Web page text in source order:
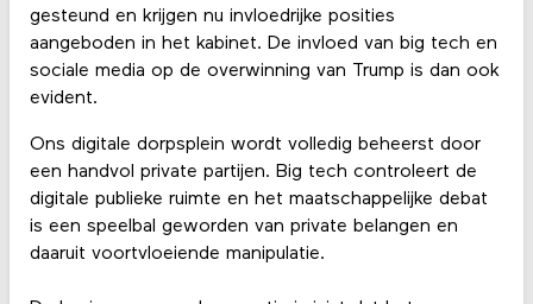
gesteund en krijgen nu invloedrijke posities
aangeboden in het kabinet. De invloed van big tech en
sociale media op de overwinning van Trump is dan ook
evident.
Ons digitale dorpsplein wordt volledig beheerst door
een handvol private partijen. Big tech controleert de
digitale publieke ruimte en het maatschappelijke debat
is een speelbal geworden van private belangen en
daaruit voortvloeiende manipulatie.